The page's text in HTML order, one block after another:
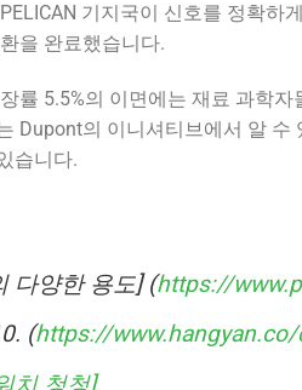
기지국이 신호를 정확
을 완료했습니다.
률 5.5%의 이면에는 재료 과학
Dupont의 이니셔티브에서 알
습니다.
다양한 용도] (https://
(https://